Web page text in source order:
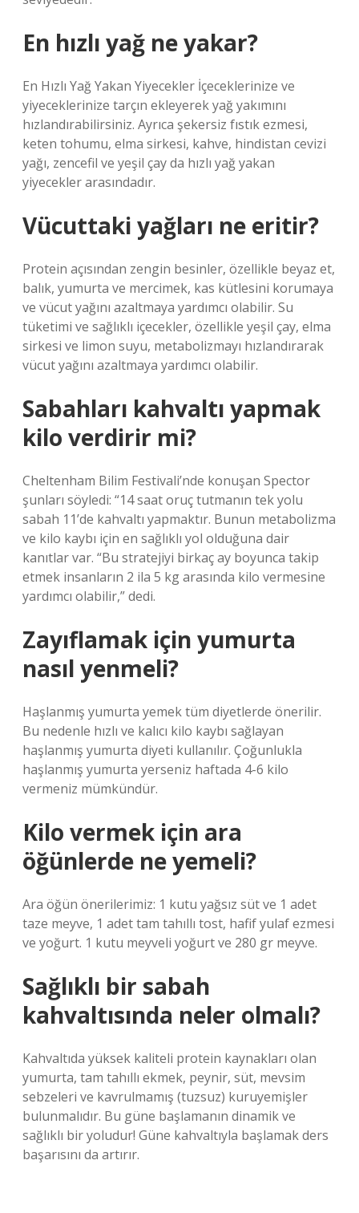
En hızlı yağ ne yakar?
En Hızlı Yağ Yakan Yiyecekler İçeceklerinize ve
yiyeceklerinize tarçın ekleyerek yağ yakımını
hızlandırabilirsiniz. Ayrıca şekersiz fıstık ezmesi,
keten tohumu, elma sirkesi, kahve, hindistan cevizi
yağı, zencefil ve yeşil çay da hızlı yağ yakan
yiyecekler arasındadır.
Vücuttaki yağları ne eritir?
Protein açısından zengin besinler, özellikle beyaz et,
balık, yumurta ve mercimek, kas kütlesini korumaya
ve vücut yağını azaltmaya yardımcı olabilir. Su
tüketimi ve sağlıklı içecekler, özellikle yeşil çay, elma
sirkesi ve limon suyu, metabolizmayı hızlandırarak
vücut yağını azaltmaya yardımcı olabilir.
Sabahları kahvaltı yapmak
kilo verdirir mi?
Cheltenham Bilim Festivali’nde konuşan Spector
şunları söyledi: “14 saat oruç tutmanın tek yolu
sabah 11’de kahvaltı yapmaktır. Bunun metabolizma
ve kilo kaybı için en sağlıklı yol olduğuna dair
kanıtlar var. “Bu stratejiyi birkaç ay boyunca takip
etmek insanların 2 ila 5 kg arasında kilo vermesine
yardımcı olabilir,” dedi.
Zayıflamak için yumurta
nasıl yenmeli?
Haşlanmış yumurta yemek tüm diyetlerde önerilir.
Bu nedenle hızlı ve kalıcı kilo kaybı sağlayan
haşlanmış yumurta diyeti kullanılır. Çoğunlukla
haşlanmış yumurta yerseniz haftada 4-6 kilo
vermeniz mümkündür.
Kilo vermek için ara
öğünlerde ne yemeli?
Ara öğün önerilerimiz: 1 kutu yağsız süt ve 1 adet
taze meyve, 1 adet tam tahıllı tost, hafif yulaf ezmesi
ve yoğurt. 1 kutu meyveli yoğurt ve 280 gr meyve.
Sağlıklı bir sabah
kahvaltısında neler olmalı?
Kahvaltıda yüksek kaliteli protein kaynakları olan
yumurta, tam tahıllı ekmek, peynir, süt, mevsim
sebzeleri ve kavrulmamış (tuzsuz) kuruyemişler
bulunmalıdır. Bu güne başlamanın dinamik ve
sağlıklı bir yoludur! Güne kahvaltıyla başlamak ders
başarısını da artırır.